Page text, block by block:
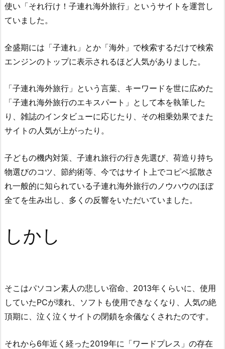
使い「それ行け！子連れ海外旅行」というサイトを運営し
ていました。
全盛期には「子連れ」とか「海外」で検索するだけで検索
エンジンのトップに表示されるほど人気がありました。
「子連れ海外旅行」という言葉、キーワードを世に広めた
「子連れ海外旅行のエキスパート」として本を執筆した
り、雑誌のインタビューに応じたり、その相乗効果でまた
サイトの人気が上がったり。
子どもの機内対策、子連れ旅行の行き先選び、荷造り持ち
物選びのコツ、節約術等、今ではサイト上でコピペ拡散さ
れ一般的に知られている子連れ海外旅行のノウハウのほぼ
全てを生み出し、多くの反響をいただいていました。
しかし
そこはパソコン素人の悲しい宿命、2013年くらいに、使用
していたPCが壊れ、ソフトも使用できなくなり、人気の絶
頂期に、泣く泣くサイトの閉鎖を余儀なくされたのです。
それから6年近く経った2019年に「ワードプレス」の存在